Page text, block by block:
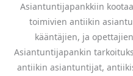
Asiantuntijapankkiin
toimivien antiikin
kääntäjien, ja
Asiantuntijapankin
antiikin asiantuntijat,